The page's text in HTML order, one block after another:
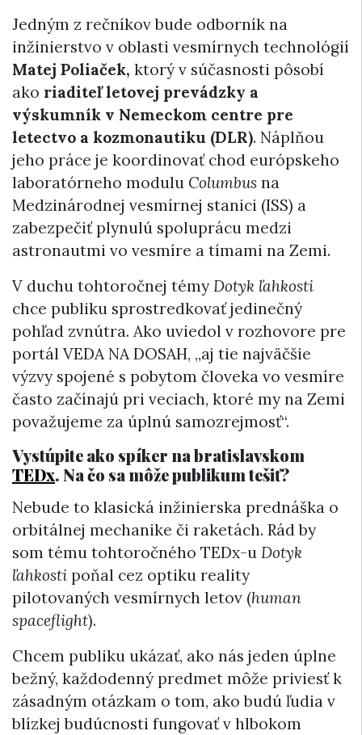
Jedným z rečníkov bude odborník na
inžinierstvo v oblasti vesmírnych technológií
Matej Poliaček, ktorý v súčasnosti pôsobí
ako riaditeľ letovej prevádzky a
výskumník v Nemeckom centre pre
letectvo a kozmonautiku (DLR). Náplňou
jeho práce je koordinovať chod európskeho
laboratórneho modulu Columbus na
Medzinárodnej vesmírnej stanici (ISS) a
zabezpečiť plynulú spoluprácu medzi
astronautmi vo vesmíre a tímami na Zemi.
V duchu tohtoročnej témyDotyk ľahkosti
chce publiku sprostredkovať jedinečný
pohľad zvnútra. Ako uviedol v rozhovore pre
portál VEDA NA DOSAH, „aj tie najväčšie
výzvy spojené s pobytom človeka vo vesmíre
často začínajú pri veciach, ktoré my na Zemi
považujeme za úplnú samozrejmosť“.
Vystúpite ako spíker na bratislavskom
TEDx. Na čo sa môže publikum tešiť?
Nebude to klasická inžinierska prednáška o
orbitálnej mechanike či raketách. Rád by
som tému tohtoročného TEDx-u Dotyk
ľahkosti poňal cez optiku reality
pilotovaných vesmírnych letov (human
spaceflight).
Chcem publiku ukázať, ako nás jeden úplne
bežný, každodenný predmet môže priviesť k
zásadným otázkam o tom, ako budú ľudia v
blízkej budúcnosti fungovať v hlbokom